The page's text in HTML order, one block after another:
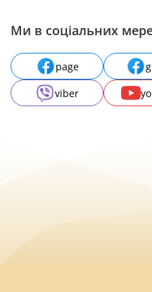
Ми в соціальних
page
viber